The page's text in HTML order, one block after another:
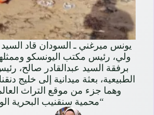
يونس ميرغني ـ السودان قاد
ولي، رئيس مكتب اليونسكو
برفقة السيد عبدالقادر صالح،
الطبيعية، بعثة ميدانية إلى خليج
وهما جزء من موقع التراث
“محمية سنقنيب البحرية